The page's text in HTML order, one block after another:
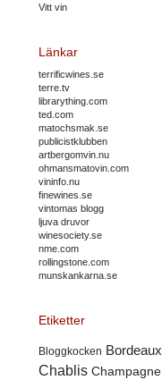
Vitt vin
Länkar
terrificwines.se
terre.tv
librarything.com
ted.com
matochsmak.se
publicistklubben
artbergomvin.nu
ohmansmatovin.com
vininfo.nu
finewines.se
vintomas blogg
ljuva druvor
winesociety.se
nme.com
rollingstone.com
munskankarna.se
Etiketter
Bloggkocken Bordeaux
Chablis Champagne